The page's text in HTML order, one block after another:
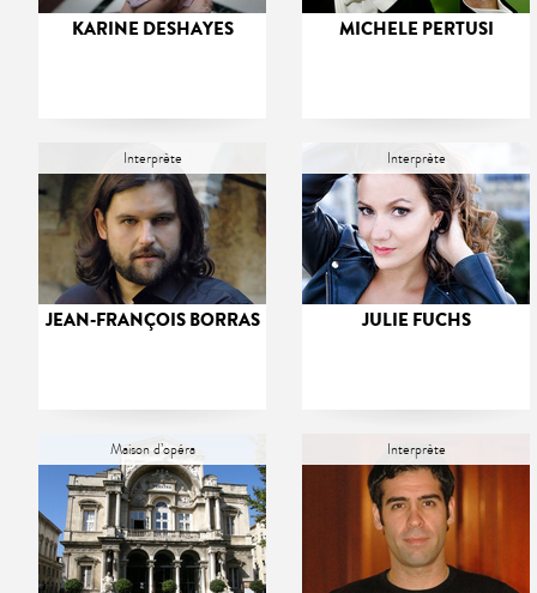
KARINE DESHAYES MICHELE PERTUSI
Interprète
JEAN-FRANÇOIS BORRAS
Interprète
JULIE FUCHS
Maison d’opéra Interprète